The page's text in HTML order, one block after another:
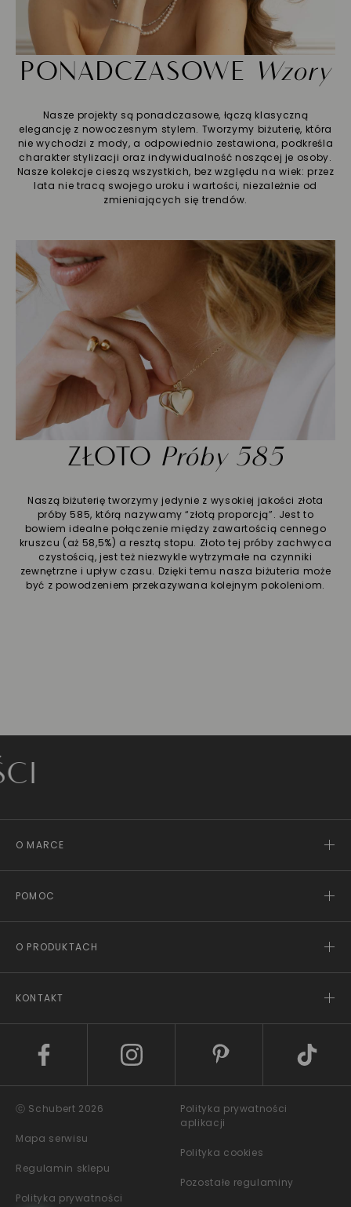
PONADCZASOWE Wzory
Nasze projekty są ponadczasowe, łączą klasyczną
elegancję z nowoczesnym stylem. Tworzymy biżuterię, która
nie wychodzi z mody, a odpowiednio zestawiona, podkreśla
charakter stylizacji oraz indywidualność noszącej je osoby.
Nasze kolekcje cieszą wszystkich, bez względu na wiek: przez
lata nie tracą swojego uroku i wartości, niezależnie od
zmieniających się trendów.
ZŁOTO Próby 585
Naszą biżuterię tworzymy jedynie z wysokiej jakości złota
próby 585, którą nazywamy “złotą proporcją”. Jest to
bowiem idealne połączenie między zawartością cennego
kruszcu (aż 58,5%) a resztą stopu. Złoto tej próby zachwyca
czystością, jest też niezwykle wytrzymałe na czynniki
zewnętrzne i upływ czasu. Dzięki temu nasza biżuteria może
być z powodzeniem przekazywana kolejnym pokoleniom.
O MARCE
POMOC
O PRODUKTACH
KONTAKT
ⓒ Schubert 2026
Mapa serwisu
Regulamin sklepu
Polityka prywatności
Polityka prywatności
aplikacji
Polityka cookies
Pozostałe regulaminy